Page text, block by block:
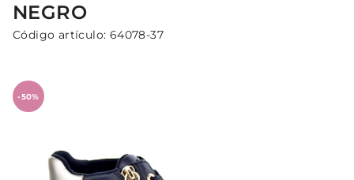
NEGRO
Código artículo: 64078-37
-50%